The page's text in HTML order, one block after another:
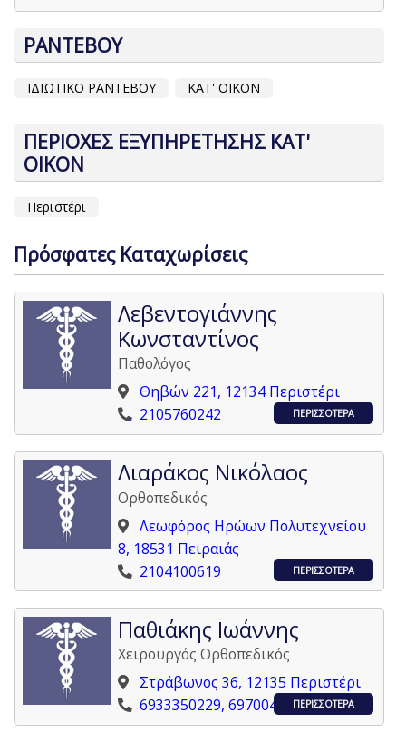
ΡΑΝΤΕΒΟΥ
ΙΔΙΩΤΙΚΟ ΡΑΝΤΕΒΟΥ ΚΑΤ' ΟΙΚΟΝ
ΠΕΡΙΟΧΕΣ ΕΞΥΠΗΡΕΤΗΣΗΣ ΚΑΤ'
ΟΙΚΟΝ
Περιστέρι
Πρόσφατες Καταχωρίσεις
Λεβεντογιάννης
Κωνσταντίνος
Παθολόγος
Θηβών 221, 12134 Περιστέρι
2105760242
ΠΕΡΙΣΣΟΤΕΡΑ
Λιαράκος Νικόλαος
Ορθοπεδικός
Λεωφόρος Ηρώων Πολυτεχνείου
8, 18531 Πειραιάς
2104100619
ΠΕΡΙΣΣΟΤΕΡΑ
Παθιάκης Ιωάννης
Χειρουργός Ορθοπεδικός
Στράβωνος 36, 12135 Περιστέρι
6933350229, 6970040942ΠΕΡΙΣΣΟΤΕΡΑ